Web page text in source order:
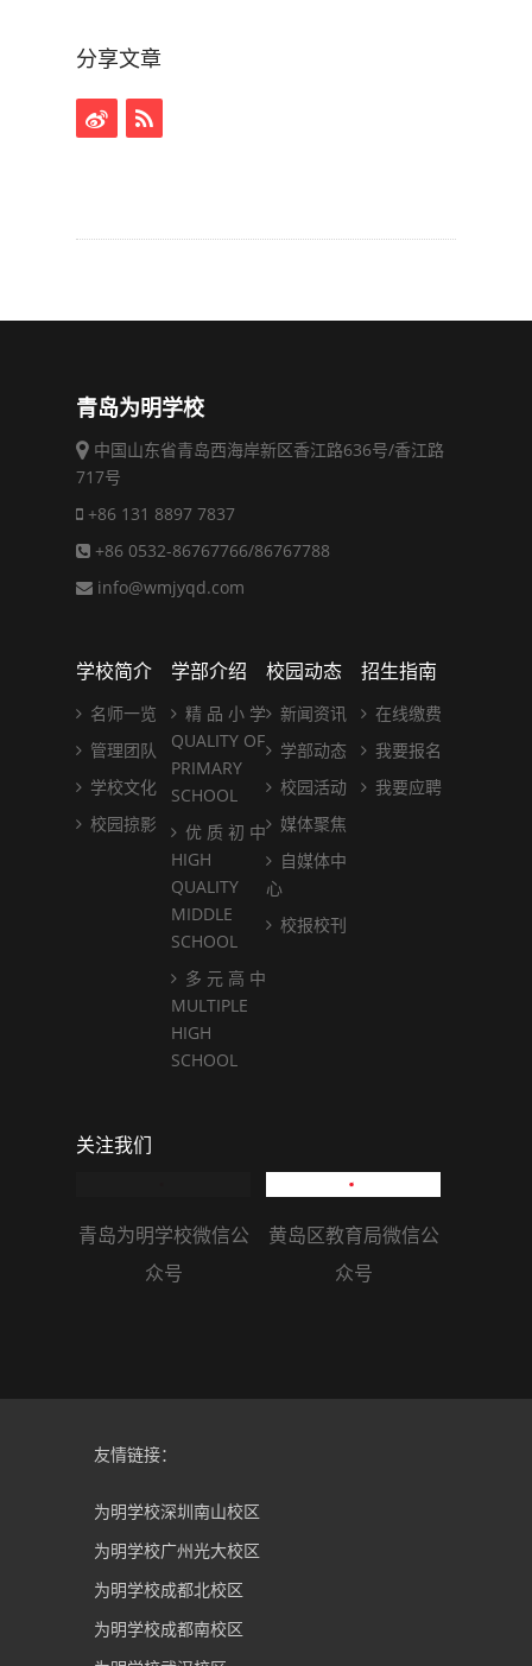
分享文章
青岛为明学校
中国山东省青岛西海岸新区香江路636号/香江路
717号
+86 131 8897 7837
+86 0532-86767766/86767788
info@wmjyqd.com
学校简介
名师一览
管理团队
学校文化
校园掠影
学部介绍
精 品 小 学
QUALITY OF
PRIMARY
SCHOOL
优 质 初 中
HIGH
QUALITY
MIDDLE
SCHOOL
多 元 高 中
MULTIPLE
HIGH
SCHOOL
校园动态
新闻资讯
学部动态
校园活动
媒体聚焦
自媒体中
心
校报校刊
招生指南
在线缴费
我要报名
我要应聘
关注我们
青岛为明学校微信公
众号
黄岛区教育局微信公
众号
友情链接：
为明学校深圳南山校区
为明学校广州光大校区
为明学校成都北校区
为明学校成都南校区